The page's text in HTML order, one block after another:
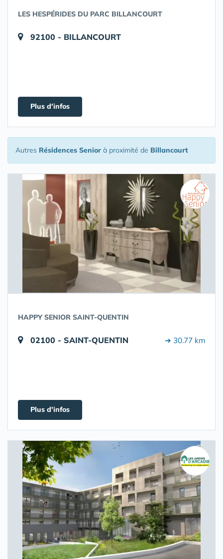
LES HESPÉRIDES DU PARC BILLANCOURT
92100 - BILLANCOURT
Plus d'infos
Autres Résidences Senior à proximité de Billancourt
HAPPY SENIOR SAINT-QUENTIN
02100 - SAINT-QUENTIN ➔ 30.77 km
Plus d'infos